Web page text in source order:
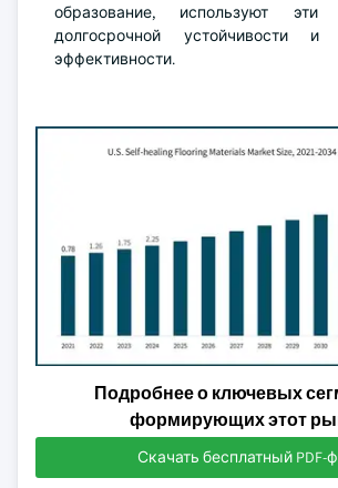
образование, используют
долгосрочной устойчивости и
эффективности.
Подробнее о ключевых
формирующих этот
Скачать бесплатный PDF-